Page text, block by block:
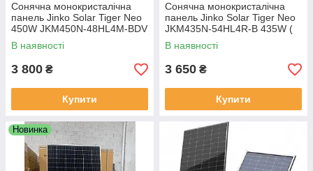
Сонячна монокристалічна
панель Jinko Solar Tiger Neo
450W JKM450N-48HL4M-BDV
(N-Type TOPCon Bifacial Dual
Glass)
В наявності
3 800 ₴
Купити
Сонячна монокристалічна
панель Jinko Solar Tiger Neo
JKM435N-54HL4R-B 435W (
435 Вт, N-Type TOPCon, ALL
BLACK, Mono Half-Cell)
В наявності
3 650 ₴
Купити
Новинка